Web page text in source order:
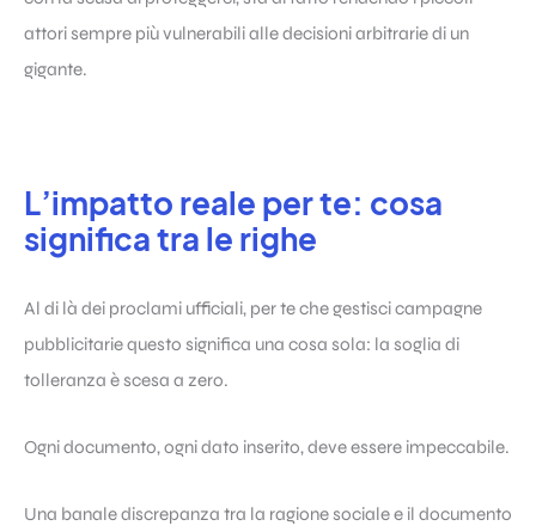
attori sempre più vulnerabili alle decisioni arbitrarie di un
gigante.
L’impatto reale per te: cosa
significa tra le righe
Al di là dei proclami ufficiali, per te che gestisci campagne
pubblicitarie questo significa una cosa sola: la soglia di
tolleranza è scesa a zero.
Ogni documento, ogni dato inserito, deve essere impeccabile.
Una banale discrepanza tra la ragione sociale e il documento